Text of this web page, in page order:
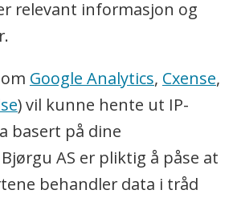
relevant informasjon og
Google Analytics, Cxense,
) vil kunne hente ut IP-
basert på dine
AS er pliktig å påse at
behandler data i tråd